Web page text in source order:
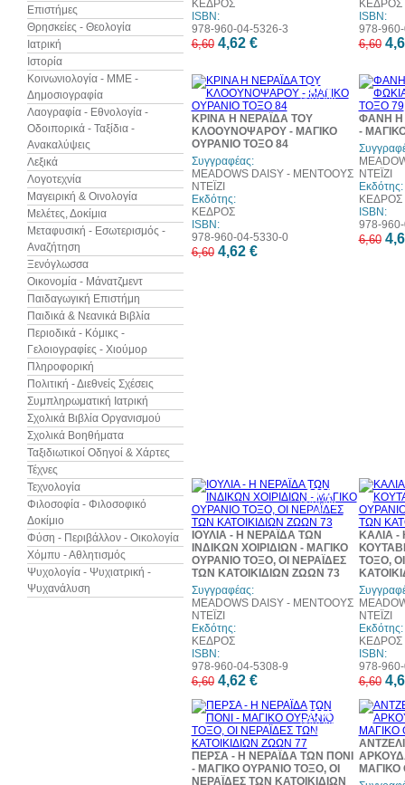
Επιστήμες
Θρησκείες - Θεολογία
Ιατρική
Ιστορία
Κοινωνιολογία - ΜΜΕ -
Δημοσιογραφία
Λαογραφία - Εθνολογία -
Οδοιπορικά - Ταξίδια -
Ανακαλύψεις
Λεξικά
Λογοτεχνία
Μαγειρική & Οινολογία
Μελέτες, Δοκίμια
Μεταφυσική - Εσωτερισμός -
Αναζήτηση
Ξενόγλωσσα
Οικονομία - Μάνατζμεντ
Παιδαγωγική Επιστήμη
Παιδικά & Νεανικά Βιβλία
Περιοδικά - Κόμικς -
Γελοιογραφίες - Χιούμορ
Πληροφορική
Πολιτική - Διεθνείς Σχέσεις
Συμπληρωματική Ιατρική
Σχολικά Βιβλία Οργανισμού
Σχολικά Βοηθήματα
Ταξιδιωτικοί Οδηγοί & Χάρτες
Τέχνες
Τεχνολογία
Φιλοσοφία - Φιλοσοφικό
Δοκίμιο
Φύση - Περιβάλλον - Οικολογία
Χόμπυ - Αθλητισμός
Ψυχολογία - Ψυχιατρική -
Ψυχανάλυση
ΚΕΔΡΟΣ
ISBN:
978-960-04-5326-3
6,60 4,62 €
ΚΕΔΡΟΣ
ISBN:
978-
6,60
30%
έκπτωση
ΚΡΙΝΑ Η ΝΕΡΑΪΔΑ ΤΟΥ
ΚΛΟΟΥΝΟΨΑΡΟΥ - ΜΑΓΙΚΟ
ΟΥΡΑΝΙΟ ΤΟΞΟ 84
Συγγραφέας:
MEADOWS DAISY - ΜΕΝΤΟΟΥΣ
ΝΤΕΪΖΙ
Εκδότης:
ΚΕΔΡΟΣ
ISBN:
978-960-04-5330-0
6,60 4,62 €
ΦΑΝΗ Η
-
ΝΤΕΪΖΙ
Εκδότης:
ΚΕΔΡΟΣ
ISBN:
978-
6,60
30%
έκπτωση
web
ΙΟΥΛΙΑ - Η ΝΕΡΑΪΔΑ ΤΩΝ
ΙΝΔΙΚΩΝ ΧΟΙΡΙΔΙΩΝ - ΜΑΓΙΚΟ
ΟΥΡΑΝΙΟ ΤΟΞΟ, ΟΙ ΝΕΡΑΪΔΕΣ
ΤΩΝ ΚΑΤΟΙΚΙΔΙΩΝ ΖΩΩΝ 73
Συγγραφέας:
MEADOWS DAISY - ΜΕΝΤΟΟΥΣ
ΝΤΕΪΖΙ
Εκδότης:
ΚΕΔΡΟΣ
ISBN:
978-960-04-5308-9
6,60 4,62 €
ΚΑΛΙΑ
ΤΟΞΟ,
ΝΤΕΪΖΙ
Εκδότης:
ΚΕΔΡΟΣ
ISBN:
978-
6,60
30%
έκπτωση
web
ΠΕΡΣΑ - Η ΝΕΡΑΪΔΑ ΤΩΝ ΠΟΝΙ
- ΜΑΓΙΚΟ ΟΥΡΑΝΙΟ ΤΟΞΟ, ΟΙ
ΝΕΡΑΪΔΕΣ ΤΩΝ ΚΑΤΟΙΚΙΔΙΩΝ
ΜΑΓΙΚΟ